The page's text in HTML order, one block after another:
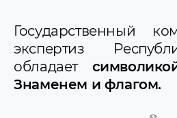
Государственный
экспертиз
обладает
Знаменем и флагом.